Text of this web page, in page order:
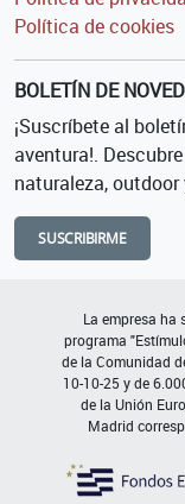
Política de cookies
BOLETÍN DE
¡Suscríbete al
aventura!.
naturaleza, outdoor
SUSCRIBIRME
La empresa ha
programa
de la Comunidad
10-10-25 y de
de la Unión
Madrid